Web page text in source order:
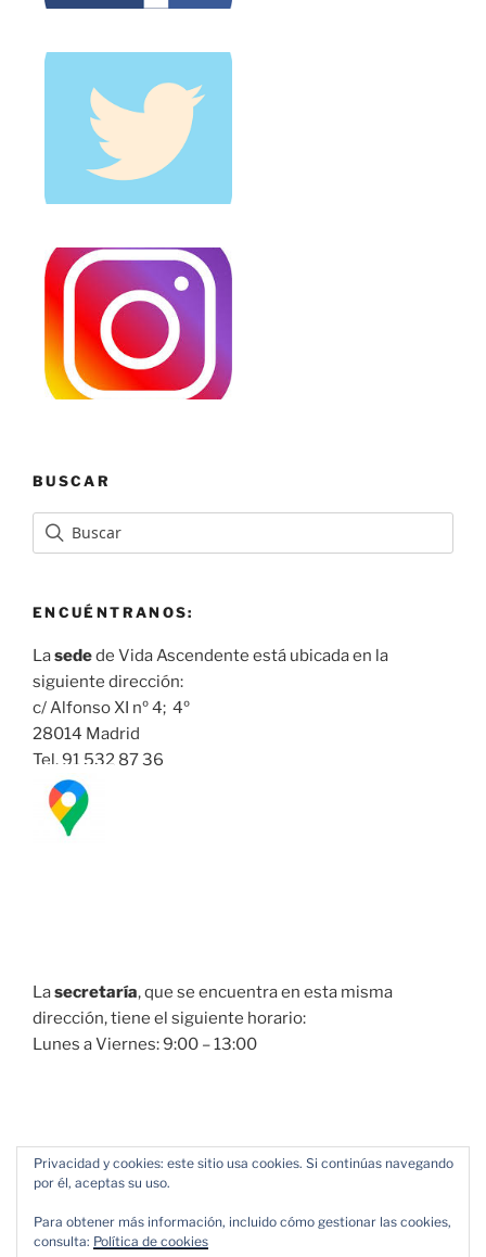
BUSCAR
ENCUÉNTRANOS:
Lasedede Vida Ascendente está ubicada en la
siguiente dirección:
c/ Alfonso XI nº 4; 4º
28014 Madrid
Tel. 91 532 87 36
Lasecretaría, que se encuentra en esta misma
dirección, tiene el siguiente horario:
Lunes a Viernes: 9:00 – 13:00
Privacidad y cookies: este sitio usa cookies. Si continúas navegando
por él, aceptas su uso.
Para obtener más información, incluido cómo gestionar las cookies,
consulta: Política de cookies